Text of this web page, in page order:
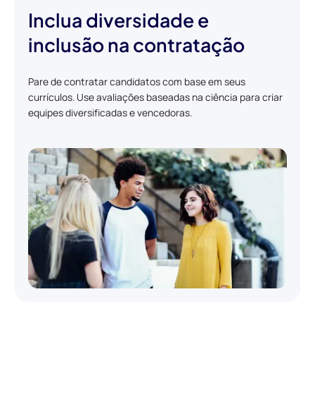
Inclua diversidade e
inclusão na contratação
Pare de contratar candidatos com base em seus
currículos. Use avaliações baseadas na ciência para criar
equipes diversificadas e vencedoras.